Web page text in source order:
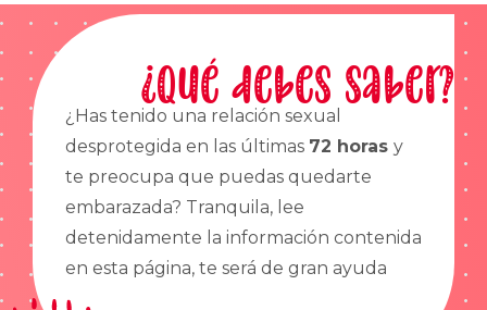
¿Qué debes saber?
¿Has tenido una relación sexual
desprotegida en las últimas 72 horas y
te preocupa que puedas quedarte
embarazada? Tranquila, lee
detenidamente la información contenida
en esta página, te será de gran ayuda